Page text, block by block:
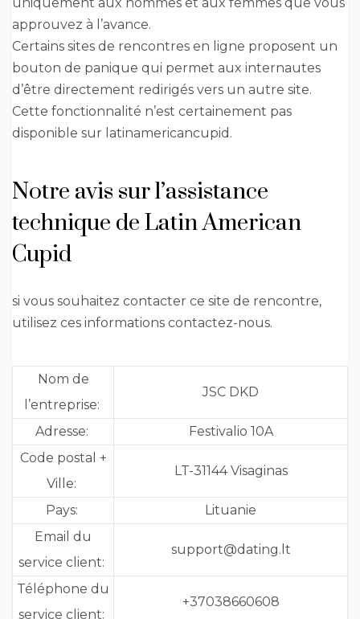
uniquement aux hommes et aux femmes que vous
approuvez à l’avance.
Certains sites de rencontres en ligne proposent un
bouton de panique qui permet aux internautes
d’être directement redirigés vers un autre site.
Cette fonctionnalité n’est certainement pas
disponible sur latinamericancupid.
Notre avis sur l’assistance
technique de Latin American
Cupid
si vous souhaitez contacter ce site de rencontre,
utilisez ces informations contactez-nous.
Nom de
l’entreprise:
JSC DKD
Adresse:
Festivalio 10A
Code postal +
Ville:
LT-31144 Visaginas
Pays:
Lituanie
Email du
service client:
support@dating.lt
Téléphone du
service client:
+37038660608